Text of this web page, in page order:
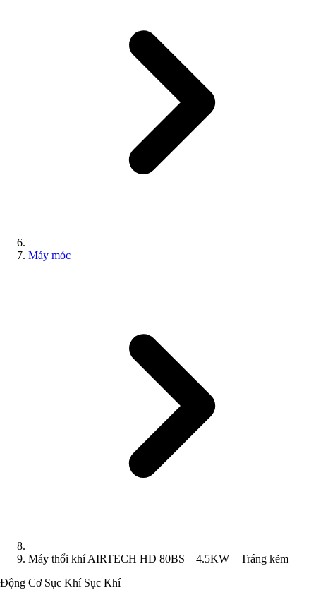
Máy móc
Máy thổi khí AIRTECH HD 80BS – 4.5KW – Tráng kẽm
Động Cơ Sục Khí Sục Khí